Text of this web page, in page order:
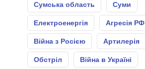
Сумська область Суми
Електроенергія Агресія РФ
Війна з Росією Артилерія
Обстріл Війна в Україні